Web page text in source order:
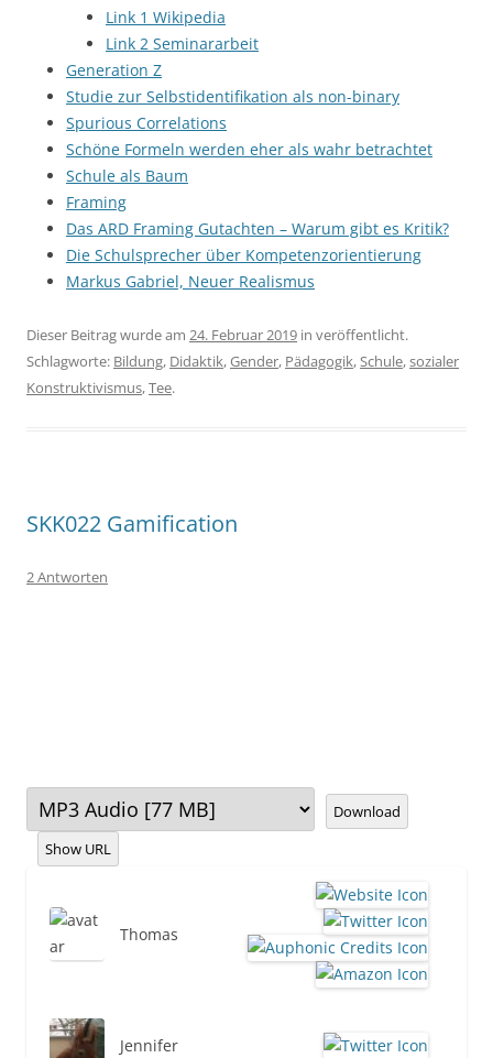
Link 1 Wikipedia
Link 2 Seminararbeit
Generation Z
Studie zur Selbstidentifikation als non-binary
Spurious Correlations
Schöne Formeln werden eher als wahr betrachtet
Schule als Baum
Framing
Das ARD Framing Gutachten – Warum gibt es Kritik?
Die Schulsprecher über Kompetenzorientierung
Markus Gabriel, Neuer Realismus
Dieser Beitrag wurde am 24. Februar 2019 in veröffentlicht.
Schlagworte: Bildung, Didaktik,Gender, Pädagogik,Schule,sozialer
Konstruktivismus,Tee.
SKK022 Gamification
2 Antworten
Download
Show URL
Thomas
Jennifer